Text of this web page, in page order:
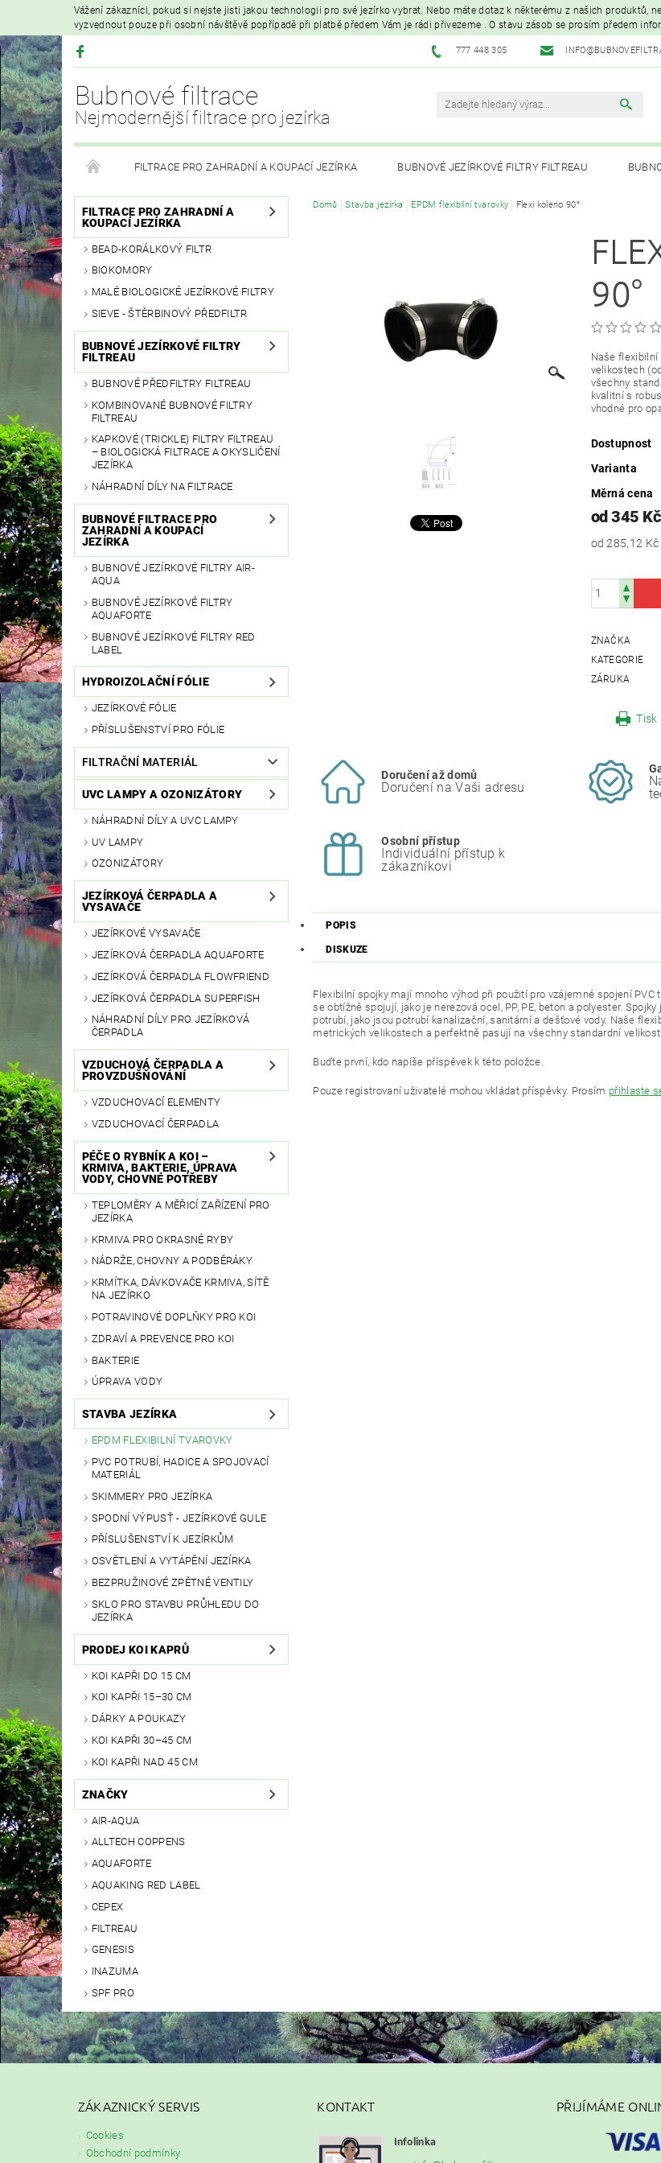
Vážení zákazníci, pokud si nejste jisti jakou technologii pro své jezírko vybrat. Nebo máte dotaz k některému z našich produktů,
vyzvednout pouze při osobní návštěvě popřípadě při platbě předem Vám je rádi přivezeme . O stavu zásob se prosím předem
777 448 305
Bubnové filtrace
Nejmodernější filtrace pro jezírka
FILTRACE PRO ZAHRADNÍ A KOUPACÍ JEZÍRKA BUBNOVÉ JEZÍRKOVÉ FILTRY FILTREAU
HYDROIZOLAČNÍ FÓLIE FILTRAČNÍ MATERIÁL UVC LAMPY A OZONIZÁTORY JEZÍRKOVÁ
VZDUCHOVÁ ČERPADLA A PROVZDUŠŇOVÁNÍ PÉČE O RYBNÍK A KOI – KRMIVA, BAKTERIE, ÚPRAVA VODY,
PRODEJ KOI KAPRŮ MOJE OBJEDNÁVKA
FILTRACE PRO ZAHRADNÍ A
KOUPACÍ JEZÍRKA
BEAD-KORÁLKOVÝ FILTR
BIOKOMORY
MALÉ BIOLOGICKÉ JEZÍRKOVÉ FILTRY
SIEVE - ŠTĚRBINOVÝ PŘEDFILTR
BUBNOVÉ JEZÍRKOVÉ FILTRY
FILTREAU
BUBNOVÉ PŘEDFILTRY FILTREAU
KOMBINOVANÉ BUBNOVÉ FILTRY
FILTREAU
KAPKOVÉ (TRICKLE) FILTRY FILTREAU
– BIOLOGICKÁ FILTRACE A OKYSLIČENÍ
JEZÍRKA
NÁHRADNÍ DÍLY NA FILTRACE
BUBNOVÉ FILTRACE PRO
ZAHRADNÍ A KOUPACÍ
JEZÍRKA
BUBNOVÉ JEZÍRKOVÉ FILTRY AIR-
AQUA
BUBNOVÉ JEZÍRKOVÉ FILTRY
AQUAFORTE
BUBNOVÉ JEZÍRKOVÉ FILTRY RED
LABEL
HYDROIZOLAČNÍ FÓLIE
JEZÍRKOVÉ FÓLIE
PŘÍSLUŠENSTVÍ PRO FÓLIE
FILTRAČNÍ MATERIÁL
UVC LAMPY A OZONIZÁTORY
NÁHRADNÍ DÍLY A UVC LAMPY
UV LAMPY
OZONIZÁTORY
JEZÍRKOVÁ ČERPADLA A
VYSAVAČE
JEZÍRKOVÉ VYSAVAČE
JEZÍRKOVÁ ČERPADLA AQUAFORTE
JEZÍRKOVÁ ČERPADLA FLOWFRIEND
JEZÍRKOVÁ ČERPADLA SUPERFISH
NÁHRADNÍ DÍLY PRO JEZÍRKOVÁ
ČERPADLA
VZDUCHOVÁ ČERPADLA A
PROVZDUŠŇOVÁNÍ
VZDUCHOVACÍ ELEMENTY
VZDUCHOVACÍ ČERPADLA
PÉČE O RYBNÍK A KOI –
KRMIVA, BAKTERIE, ÚPRAVA
VODY, CHOVNÉ POTŘEBY
TEPLOMĚRY A MĚŘICÍ ZAŘÍZENÍ PRO
JEZÍRKA
KRMIVA PRO OKRASNÉ RYBY
NÁDRŽE, CHOVNY A PODBĚRÁKY
KRMÍTKA, DÁVKOVAČE KRMIVA, SÍTĚ
NA JEZÍRKO
POTRAVINOVÉ DOPLŇKY PRO KOI
ZDRAVÍ A PREVENCE PRO KOI
BAKTERIE
ÚPRAVA VODY
STAVBA JEZÍRKA
EPDM FLEXIBILNÍ TVAROVKY
PVC POTRUBÍ, HADICE A SPOJOVACÍ
MATERIÁL
SKIMMERY PRO JEZÍRKA
SPODNÍ VÝPUSŤ - JEZÍRKOVÉ GULE
PŘÍSLUŠENSTVÍ K JEZÍRKŮM
OSVĚTLENÍ A VYTÁPĚNÍ JEZÍRKA
BEZPRUŽINOVÉ ZPĚTNÉ VENTILY
SKLO PRO STAVBU PRŮHLEDU DO
JEZÍRKA
PRODEJ KOI KAPRŮ
KOI KAPŘI DO 15 CM
KOI KAPŘI 15–30 CM
DÁRKY A POUKAZY
KOI KAPŘI 30–45 CM
KOI KAPŘI NAD 45 CM
ZNAČKY
AIR-AQUA
ALLTECH COPPENS
AQUAFORTE
AQUAKING RED LABEL
CEPEX
FILTREAU
GENESIS
INAZUMA
SPF PRO
Domů Stavba jezírka EPDM flexibilní tvarovky Flexi koleno 90°
90°
Naše
velikostech
všechny
kvalitní s
vhodné pro
Dostupnost
Varianta
Měrná cena
od 345 Kč
od 285,12 Kč
ZNAČKA
KATEGORIE
ZÁRUKA
Tisk
Doručení až domů
Doručení na Vaši adresu
Osobní přístup
Individuální přístup k
zákazníkovi
POPIS
DISKUZE
Flexibilní spojky mají mnoho výhod při použití pro vzájemné spojení PVC
se obtížně spojují, jako je nerezová ocel, PP, PE, beton a polyester. Spojky
potrubí, jako jsou potrubí kanalizační, sanitární a dešťové vody. Naše
metrických velikostech a perfektně pasují na všechny standardní velikosti.
Buďte první, kdo napíše příspěvek k této položce.
Pouze registrovaní uživatelé mohou vkládat příspěvky. Prosím přihlaste
ZÁKAZNICKÝ SERVIS
Cookies
Obchodní podmínky
KONTAKT
Infolinka
PŘIJÍMÁME